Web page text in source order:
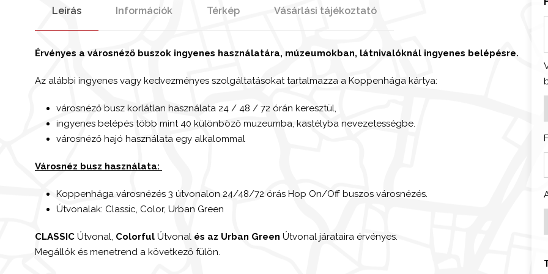
e
n
g
a
v
Leírás Információk Térkép Vásárlási tájékoztató
Érvényes a városnéző buszok ingyenes használatára, múzeumokban, látnivalóknál ingyenes belépésre.
Az alábbi ingyenes vagy kedvezményes szolgáltatásokat tartalmazza a Koppenhága kártya:
városnéző busz korlátlan használata 24 / 48 / 72 órán keresztül,
ingyenes belépés több mint 40 különböző muzeumba, kastélyba nevezetességbe.
városnéző hajó használata egy alkalommal
Városnéz busz használata:
Koppenhága városnézés 3 útvonalon 24/48/72 órás Hop On/Off buszos városnézés.
Útvonalak: Classic, Color, Urban Green
CLASSIC Útvonal, Colorful Útvonal és az Urban Green Útvonal járataira érvényes.
Megállók és menetrend a következő fülön.